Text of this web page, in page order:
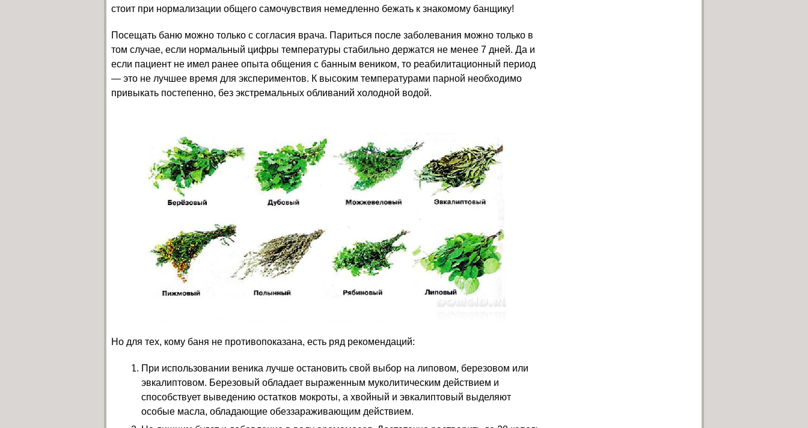
стоит при нормализации общего самочувствия немедленно бежать к знакомому банщику!
Посещать баню можно только с согласия врача. Париться после заболевания можно только в
том случае, если нормальный цифры температуры стабильно держатся не менее 7 дней. Да и
если пациент не имел ранее опыта общения с банным веником, то реабилитационный период
— это не лучшее время для экспериментов. К высоким температурами парной необходимо
привыкать постепенно, без экстремальных обливаний холодной водой.
Но для тех, кому баня не противопоказана, есть ряд рекомендаций:
При использовании веника лучше остановить свой выбор на липовом, березовом или
эвкалиптовом. Березовый обладает выраженным муколитическим действием и
способствует выведению остатков мокроты, а хвойный и эвкалиптовый выделяют
особые масла, обладающие обеззараживающим действием.